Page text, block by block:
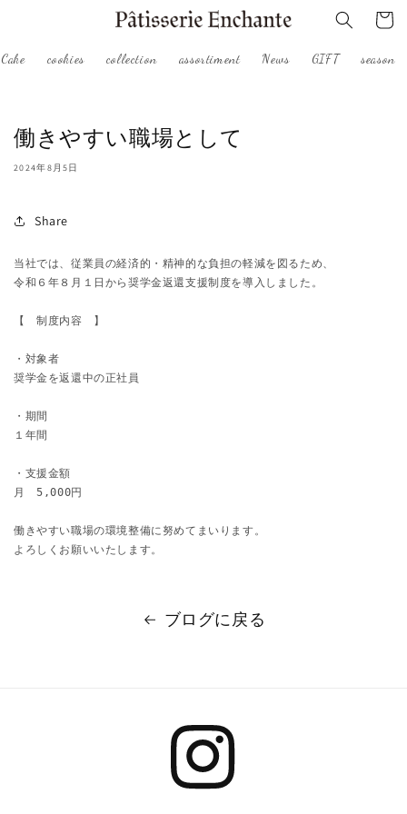
ー
Cake cookies collection assortiment News GIFT season
働きやすい職場として
2024年8月5日
Share
当社では、従業員の経済的・精神的な負担の軽減を図るため、
令和６年８⽉１⽇から奨学⾦返還⽀援制度を導⼊しました。
【　制度内容　】
・対象者
奨学⾦を返還中の正社員
・期間
１年間
・支援金額
月　5,000円
働きやすい職場の環境整備に努めてまいります。
よろしくお願いいたします。
ブログに戻る
Instagram